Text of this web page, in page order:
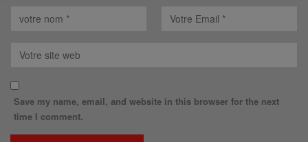
Save my name, email, and website in this browser for the next
time I comment.